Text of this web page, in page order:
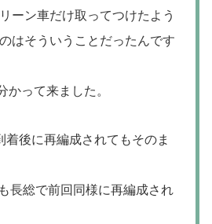
ーン車だけ取ってつけたよう
はそういうことだったんです
かって来ました。
着後に再編成されてもそのま
長総で前回同様に再編成され